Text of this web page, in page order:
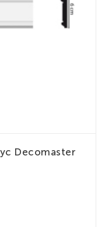
Decomaster